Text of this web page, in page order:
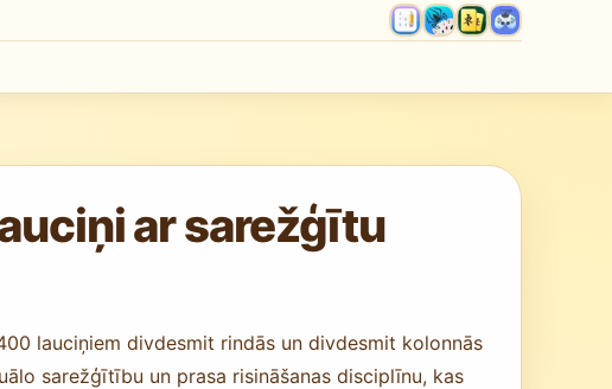
ar sarežģītu
lauciņiem divdesmit rindās un divdesmit kolonnās
sarežģītību un prasa risināšanas disciplīnu, kas